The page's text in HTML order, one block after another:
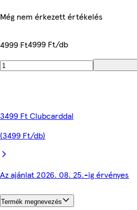
Még nem érkezett értékelés
4999 Ft4999 Ft/db
3499 Ft Clubcarddal
(3499 Ft/db)
Az ajánlat 2026. 08. 25.-ig érvényes
Termék megnevezés